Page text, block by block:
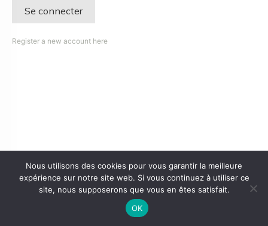
Register a new account here
Nous utilisons des cookies pour vous garantir la meilleure
expérience sur notre site web. Si vous continuez à utiliser ce
site, nous supposerons que vous en êtes satisfait.
OK